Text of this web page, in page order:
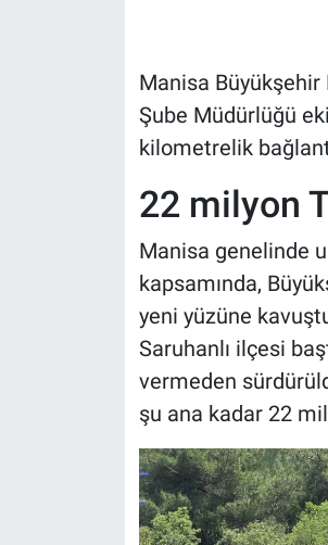
Manisa Büyükşehir
Şube Müdürlüğü
kilometrelik
22 milyon
Manisa genelinde
kapsamında,
yeni yüzüne
Saruhanlı ilçesi
vermeden
şu ana kadar 22